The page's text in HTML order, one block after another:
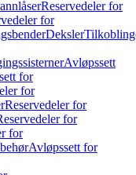
Reservedeler for
for
Deksler
Avløpssett
for
for
Reservedeler for
for
for
Avløpssett for